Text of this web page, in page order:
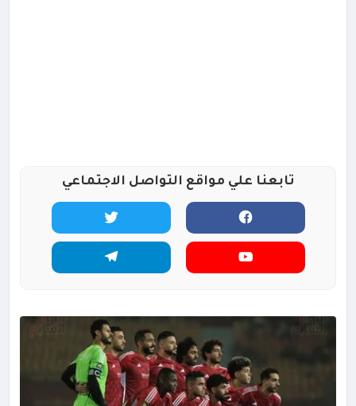
تابعنا علي مواقع التواصل الاجتماعي